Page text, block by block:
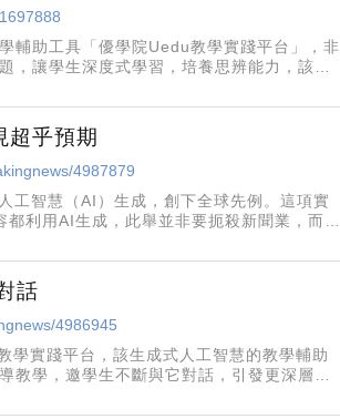
輔助工具「優學院Uedu教學實踐平台」，非
讓學生深度式學習，培養思辨能力，該校
超乎預期
4987879
工智慧（AI）生成，創下全球先例。這項實
利用AI生成，此舉並非要扼殺新聞業，而是
話
4986945
實踐平台，該生成式人工智慧的教學輔助
教學，邀學生不斷與它對話，引發更深層思